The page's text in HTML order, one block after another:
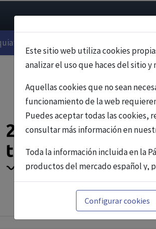
Este sitio web utiliza cookies
analizar el uso que haces del sitio y
Aquellas cookies que no sean
funcionamiento de la web
Puedes aceptar todas las cookies,
consultar más información en
Toda la información incluida en la
productos del mercado español y,
profesionales sanitarios
prescribir o dispensar
profesional. La información
a título meramente informativo,
Configurar cookies